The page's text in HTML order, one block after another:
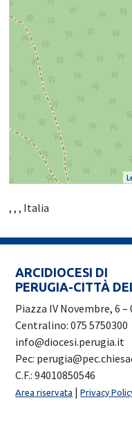
, , , Italia
ARCIDIOCESI DI
PERUGIA-CITTÀ
Piazza IV Novembre, 6 –
Centralino: 075 5750300
info@diocesi.perugia.it
Pec:
C.F.: 94010850546
Area riservata |Privacy